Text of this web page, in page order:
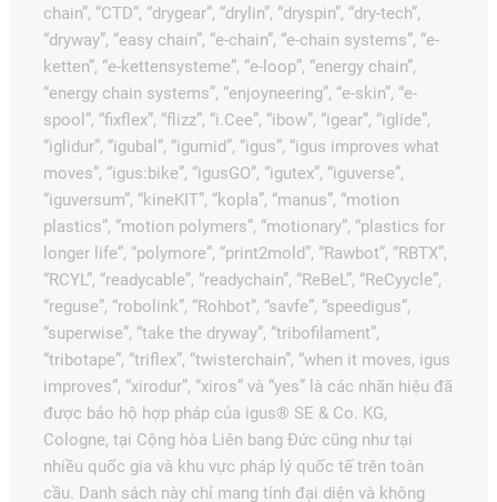
chain”, “CTD”, “drygear”, “drylin”, “dryspin”, “dry-tech”,
“dryway”, “easy chain”, “e-chain”, “e-chain systems”, “e-
ketten”, “e-kettensysteme”, “e-loop”, “energy chain”,
“energy chain systems”, “enjoyneering”, “e-skin”, “e-
spool”, “fixflex”, “flizz”, “i.Cee”, “ibow”, “igear”, “iglide”,
“iglidur”, “igubal”, “igumid”, “igus”, “igus improves what
moves”, “igus:bike”, “igusGO”, “igutex”, “iguverse”,
“iguversum”, “kineKIT”, “kopla”, “manus”, “motion
plastics”, “motion polymers”, “motionary”, “plastics for
longer life”, “polymore”, “print2mold”, “Rawbot”, “RBTX”,
“RCYL”, “readycable”, “readychain”, “ReBeL”, “ReCyycle”,
“reguse”, “robolink”, “Rohbot”, “savfe”, “speedigus”,
“superwise”, “take the dryway”, “tribofilament”,
“tribotape”, “triflex”, “twisterchain”, “when it moves, igus
improves”, “xirodur”, “xiros” và “yes” là các nhãn hiệu đã
được bảo hộ hợp pháp của igus® SE & Co. KG,
Cologne, tại Cộng hòa Liên bang Đức cũng như tại
nhiều quốc gia và khu vực pháp lý quốc tế trên toàn
cầu. Danh sách này chỉ mang tính đại diện và không